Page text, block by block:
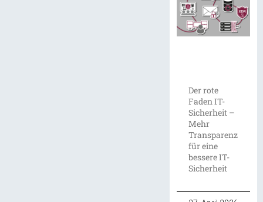
Der rote
Faden IT-
Sicherheit –
Mehr
Transparenz
für eine
bessere IT-
Sicherheit